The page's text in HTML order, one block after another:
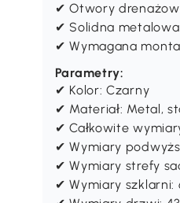
✔ Otwory
✔ Solidna
✔ Wymagana
Parametry:
✔ Kolor: Czarny
✔ Materiał: Metal,
✔ Całkowite
✔ Wymiary
✔ Wymiary strefy
✔ Wymiary szklarni: